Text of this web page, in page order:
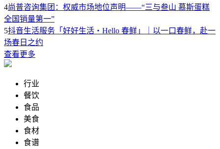
4尚普咨询集团：权威市场地位声明——“三与叁山 慕斯蛋糕
全国销量第一”
5抖音生活服务「好好生活・Hello 春鲜」｜以一口春鲜，赴一
场春日之约
查看更多
行业
餐饮
食品
美食
食材
食谱